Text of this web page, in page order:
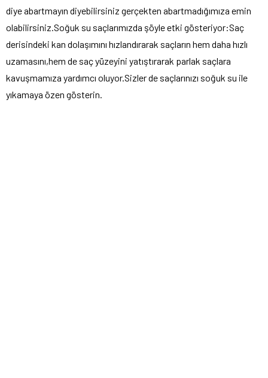
diye abartmayın diyebilirsiniz gerçekten abartmadığımıza emin
olabilirsiniz.Soğuk su saçlarımızda şöyle etki gösteriyor:Saç
derisindeki kan dolaşımını hızlandırarak saçların hem daha hızlı
uzamasını,hem de saç yüzeyini yatıştırarak parlak saçlara
kavuşmamıza yardımcı oluyor.Sizler de saçlarınızı soğuk su ile
yıkamaya özen gösterin.